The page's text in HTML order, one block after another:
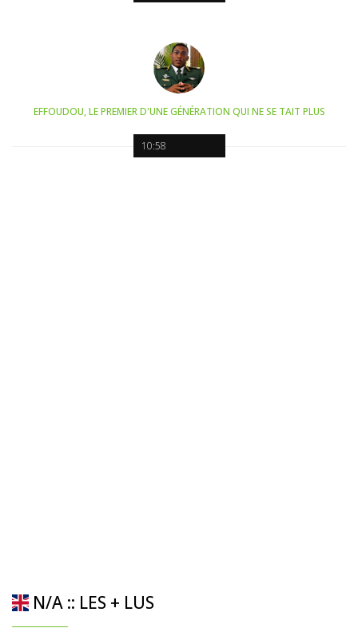
10:58
EFFOUDOU, LE PREMIER D'UNE GÉNÉRATION QUI NE SE TAIT PLUS
N/A :: LES + LUS